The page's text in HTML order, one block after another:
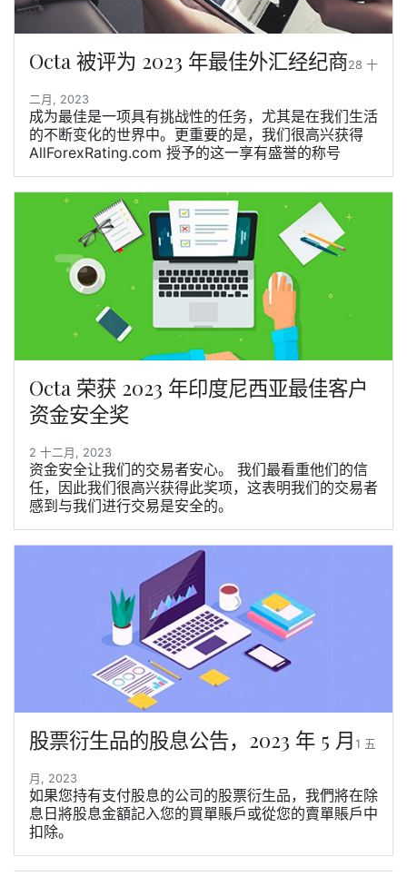
Octa 被评为 2023 年最佳外汇经纪商28 十
二月, 2023
成为最佳是一项具有挑战性的任务，尤其是在我们生活
的不断变化的世界中。更重要的是，我们很高兴获得
AllForexRating.com 授予的这一享有盛誉的称号
Octa 荣获 2023 年印度尼西亚最佳客户
资金安全奖
2 十二月, 2023
资金安全让我们的交易者安心。 我们最看重他们的信
任，因此我们很高兴获得此奖项，这表明我们的交易者
感到与我们进行交易是安全的。
股票衍生品的股息公告，2023 年 5 月 1 五
月, 2023
如果您持有支付股息的公司的股票衍生品，我們將在除
息日將股息金額記入您的買單賬戶或從您的賣單賬戶中
扣除。